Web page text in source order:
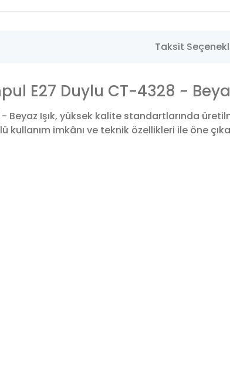
Taksit
E27 Duylu CT-4328 -
Beyaz Işık, yüksek kalite standartlarında
kullanım imkânı ve teknik özellikleri ile öne